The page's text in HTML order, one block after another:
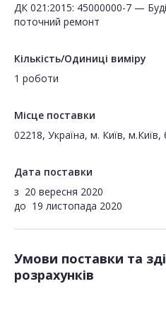
ДК 021:2015: 45000000-7 —
поточний ремонт
Кількість/Одиниці виміру
1 роботи
Місце поставки
02218, Україна, м. Київ,
Дата поставки
з 20 вересня 2020
до 19 листопада 2020
Умови поставки та
розрахунків